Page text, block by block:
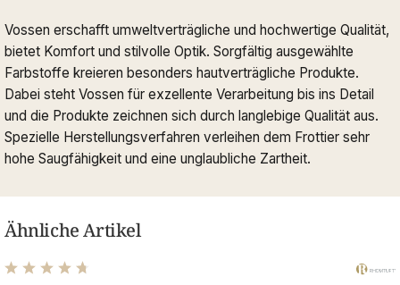
Vossen erschafft umweltverträgliche und hochwertige Qualität,
bietet Komfort und stilvolle Optik. Sorgfältig ausgewählte
Farbstoffe kreieren besonders hautverträgliche Produkte.
Dabei steht Vossen für exzellente Verarbeitung bis ins Detail
und die Produkte zeichnen sich durch langlebige Qualität aus.
Spezielle Herstellungsverfahren verleihen dem Frottier sehr
hohe Saugfähigkeit und eine unglaubliche Zartheit.
Ähnliche Artikel